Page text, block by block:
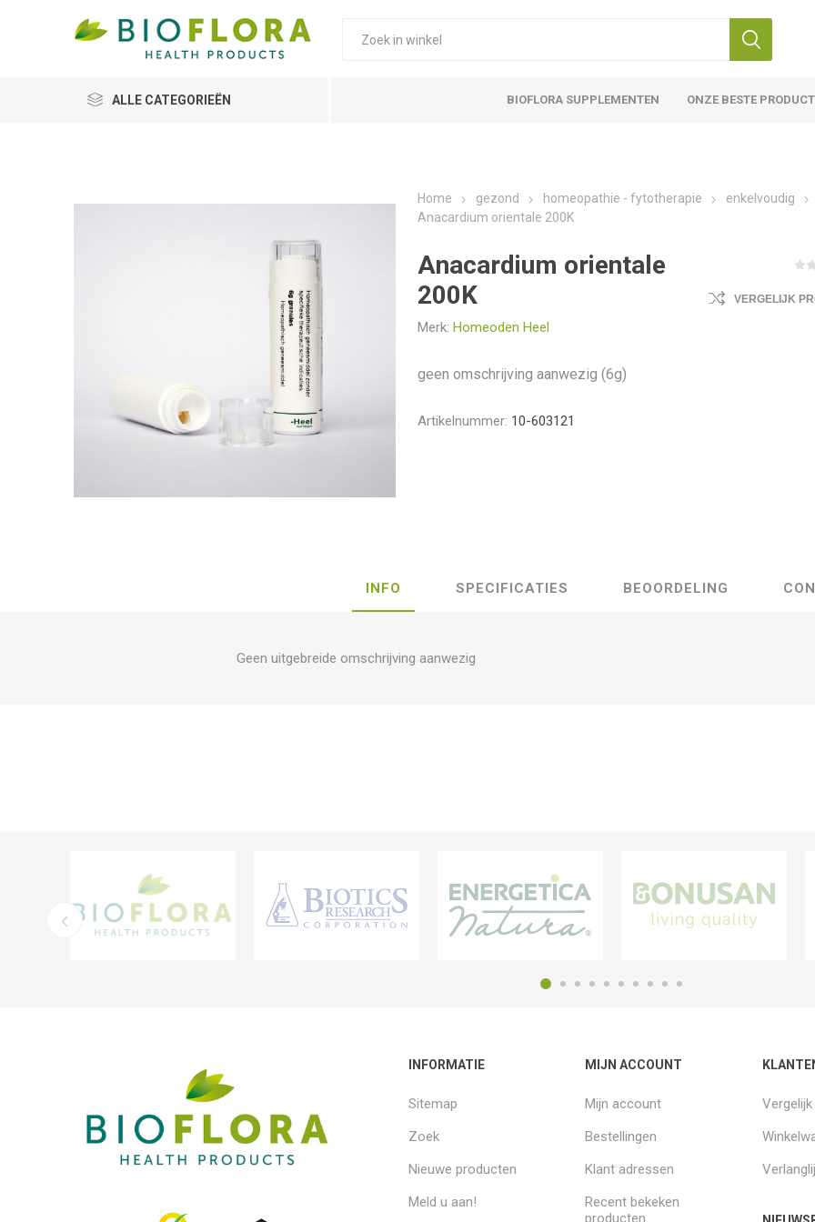
ALLE CATEGORIEËN BIOFLORA SUPPLEMENTEN ONZE BESTE
Home gezond homeopathie - fytotherapie
enkelvoudig
Anacardium orientale 200K
Anacardium orientale
200K
Merk: Homeoden Heel
VERGELIJK
geen omschrijving aanwezig (6g)
Artikelnummer: 10-603121
INFO SPECIFICATIES BEOORDELING
Geen uitgebreide omschrijving aanwezig
INFORMATIE
Sitemap
Zoek
Nieuwe producten
Meld u aan!
MIJN ACCOUNT
Mijn account
Bestellingen
Klant adressen
Recent bekeken
producten